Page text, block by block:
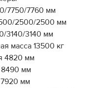
7750/7760 мм
2500/2500 мм
3140/3140 мм
масса 13500 кг
4820 мм
8490 мм
мм